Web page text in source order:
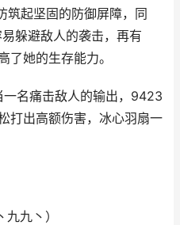
筑起坚固的防御屏障，同
躲避敌人的袭击，再有
她的生存能力。
名痛击敌人的输出，9423
打出高额伤害，冰心羽扇一
九九丶）